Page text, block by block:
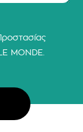
MONDE.